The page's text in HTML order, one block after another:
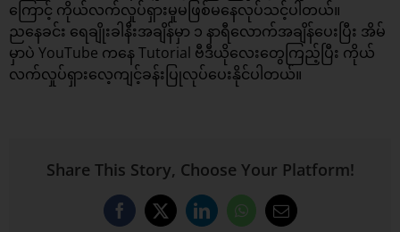
ကြောင့် ကိုယ်လက်လှုပ်ရှားမှုမဖြစ်မနေလုပ်သင့်ပါတယ်။
ညနေခင်း ရေချိုးခါနီးအချိန်မှာ ၁ နာရီလောက်အချိန်ပေးပြီး အိမ်
မှာပဲ YouTube ကနေ Tutorial ဗီဒီယိုလေးတွေကြည့်ပြီး ကိုယ်
လက်လှုပ်ရှားလေ့ကျင့်ခန်းပြုလုပ်ပေးနိုင်ပါတယ်။
Share This Story, Choose Your Platform!
Facebook
X LinkedInWhatsApp
Email